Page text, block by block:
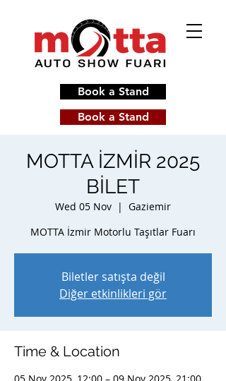
Book a Stand
Book a Stand
MOTTA İZMİR 2025
BİLET
Wed 05 Nov
  |
Gaziemir
MOTTA İzmir Motorlu Taşıtlar Fuarı
Biletler satışta değil
Diğer etkinlikleri gör
Time & Location